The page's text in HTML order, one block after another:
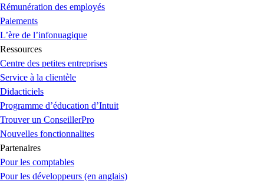
Rémunération des employés
Paiements
L’ère de l’infonuagique
Ressources
Centre des petites entreprises
Service à la clientèle
Didacticiels
Programme d’éducation d’Intuit
Trouver un ConseillerPro
Nouvelles fonctionnalites
Partenaires
Pour les comptables
Pour les développeurs (en anglais)